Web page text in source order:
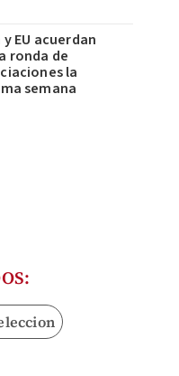
y EU acuerdan
ronda de
la
semana